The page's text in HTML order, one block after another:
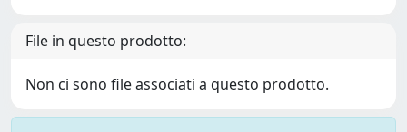
File in questo prodotto:
Non ci sono file associati a questo prodotto.